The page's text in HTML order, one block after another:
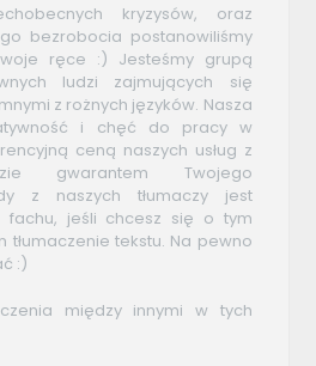
kryzysów, oraz
bezrobocia postanowiliśmy
ręce :) Jesteśmy grupą
ludzi zajmujących się
z rożnych języków. Nasza
i chęć do pracy w
ceną naszych usług z
gwarantem Twojego
z naszych tłumaczy jest
fachu, jeśli chcesz się o tym
tłumaczenie tekstu. Na pewno
:)
między innymi w tych